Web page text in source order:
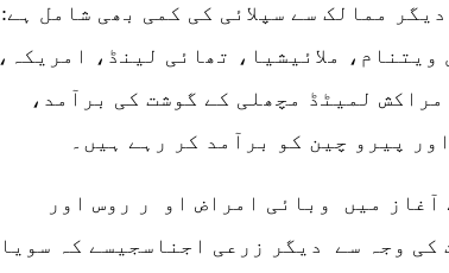
ممالک سے سپلائی کی کمی بھی شامل ہے:
ویتنام، ملائیشیا، تھائی لینڈ، امریکہ،
لمیٹڈ مچھلی کے گوشت کی برآمد،
پیرو چین کو برآمد کر رہے ہیں۔
میں وبائی امراض او ر روس اور
کی وجہ سے دیگر زرعی اجناسجیسے کہ سویا